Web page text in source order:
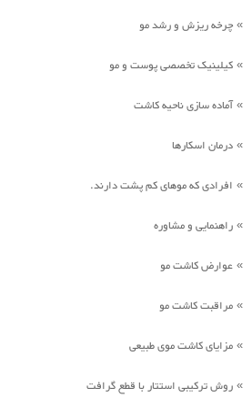
» چرخه ریزش و رشد مو
» کیلینیک تخصصی پوست و مو
»آماده سازی ناحیه کاشت
» درمان اسکارها
» افرادی که موهای کم پشت دارند.
» راهنمایی و مشاوره
» عوارض کاشت مو
» مراقبت کاشت مو
» مزایای کاشت موی طبیعی
» روش ترکیبی استتار با قطع گرافت